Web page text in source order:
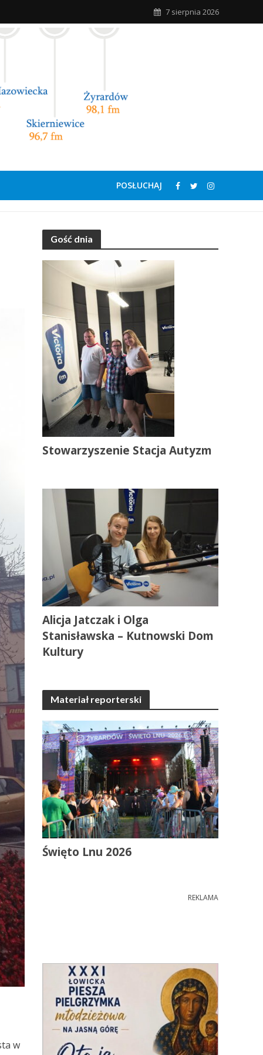
7 sierpnia 2026
POSŁUCHAJ
w
Gość dnia
Stowarzyszenie Stacja Autyzm
Alicja Jatczak i Olga
Stanisławska – Kutnowski Dom
Kultury
Materiał reporterski
Święto Lnu 2026
REKLAMA